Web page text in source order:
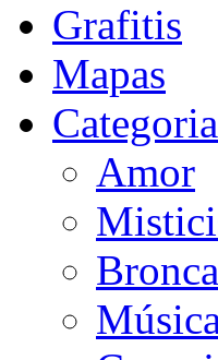
Grafitis
Mapas
Amor
Bronca